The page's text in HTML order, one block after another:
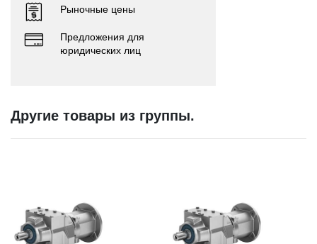
Рыночные цены
Предложения для
юридических лиц
Другие товары из группы.